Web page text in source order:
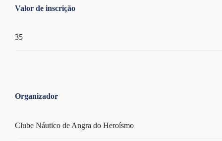
Valor de inscrição
35
Organizador
Clube Náutico de Angra do Heroísmo